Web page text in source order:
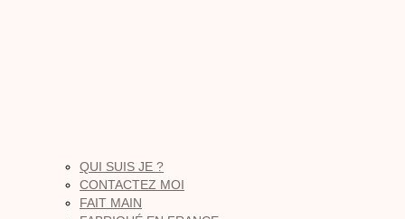
QUI SUIS JE ?
CONTACTEZ MOI
FAIT MAIN